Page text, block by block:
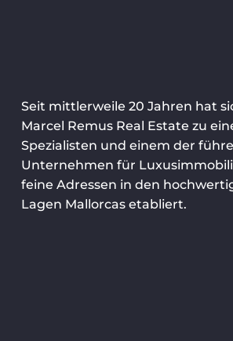
Seit mittlerweile 20 Jahren hat
Marcel Remus Real Estate zu
Spezialisten und einem der
Unternehmen für
feine Adressen in den
Lagen Mallorcas etabliert.